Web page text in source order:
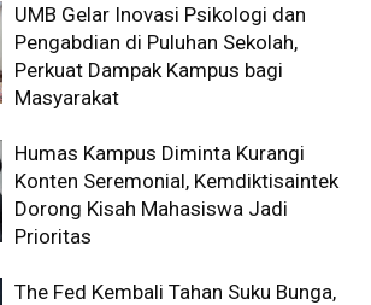
UMB Gelar Inovasi Psikologi dan
Pengabdian di Puluhan Sekolah,
Perkuat Dampak Kampus bagi
Masyarakat
Humas Kampus Diminta Kurangi
Konten Seremonial, Kemdiktisaintek
Dorong Kisah Mahasiswa Jadi
Prioritas
The Fed Kembali Tahan Suku Bunga,